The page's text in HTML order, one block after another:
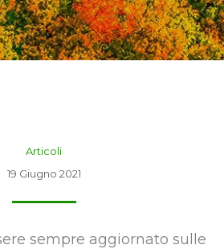
Articoli
19 Giugno 2021
sempre aggiornato sulle